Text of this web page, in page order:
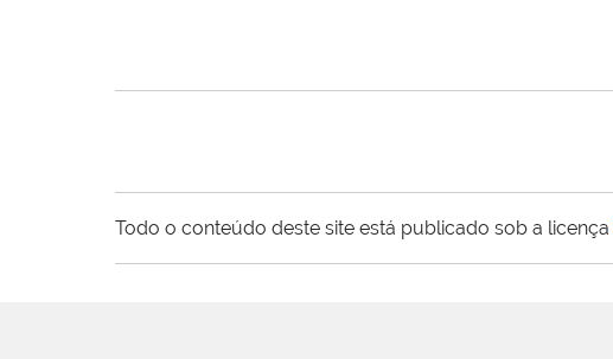
Todo o conteúdo deste site está publicado sob a licença